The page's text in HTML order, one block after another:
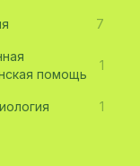
7
помощь
1
1